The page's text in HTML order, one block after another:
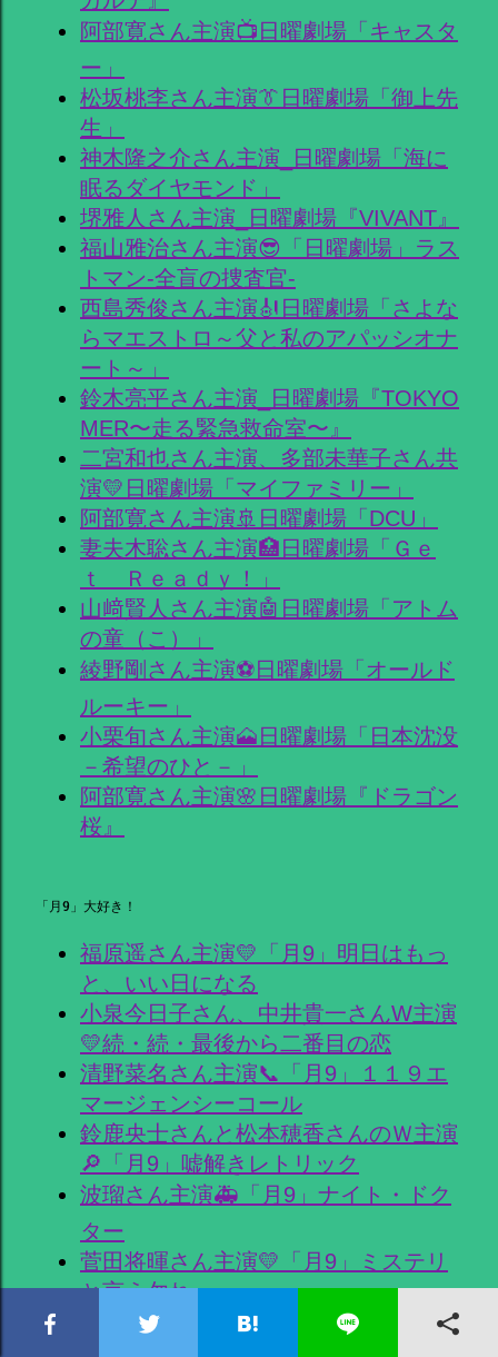
阿部寛さん主演📺日曜劇場「キャスタ
ー」
松坂桃李さん主演👔日曜劇場「御上先
生」
神木隆之介さん主演_日曜劇場「海に
眠るダイヤモンド」
堺雅人さん主演_日曜劇場『VIVANT』
福山雅治さん主演😎「日曜劇場」ラス
トマン-全盲の捜査官-
西島秀俊さん主演🎻日曜劇場「さよな
らマエストロ～父と私のアパッシオナ
ート～」
鈴木亮平さん主演_日曜劇場『TOKYO
MER〜走る緊急救命室〜』
二宮和也さん主演、多部未華子さん共
演💛日曜劇場「マイファミリー」
阿部寛さん主演🚢日曜劇場「DCU」
妻夫木聡さん主演🏥日曜劇場「Ｇｅ
ｔ Ｒｅａｄｙ！」
山﨑賢人さん主演🤖日曜劇場「アトム
の童（こ）」
綾野剛さん主演⚽日曜劇場「オールド
ルーキー」
小栗旬さん主演🗻日曜劇場「日本沈没
－希望のひと－」
阿部寛さん主演🌸日曜劇場『ドラゴン
桜』
「月9」大好き！
福原遥さん主演💛「月9」明日はもっ
と、いい日になる
小泉今日子さん、中井貴一さんW主演
💛続・続・最後から二番目の恋
清野菜名さん主演📞「月9」１１９エ
マージェンシーコール
鈴鹿央士さんと松本穂香さんのＷ主演
🔎「月9」嘘解きレトリック
波瑠さん主演🚑「月9」ナイト・ドク
ター
菅田将暉さん主演💛「月9」ミステリ
と言う勿れ
坂口健太郎さん、杏さんのW主演💰